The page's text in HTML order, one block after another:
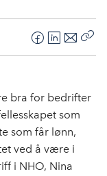
F
e
b
o
o
k
L
k
e
d
n
E
o
s
bra for bedrifter
som
som får lønn,
ved å være i
i NHO, Nina